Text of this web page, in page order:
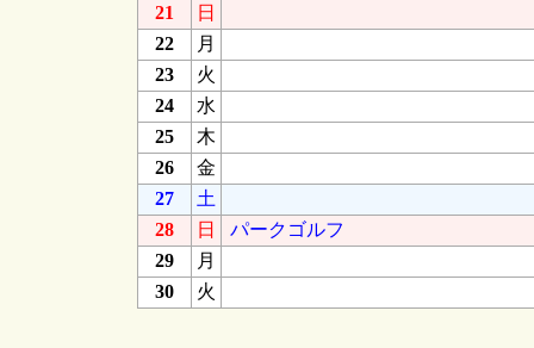
21
日
22
月
23
火
24
水
25
木
26
金
27
土
28
日
パークゴルフ
29
月
30
火